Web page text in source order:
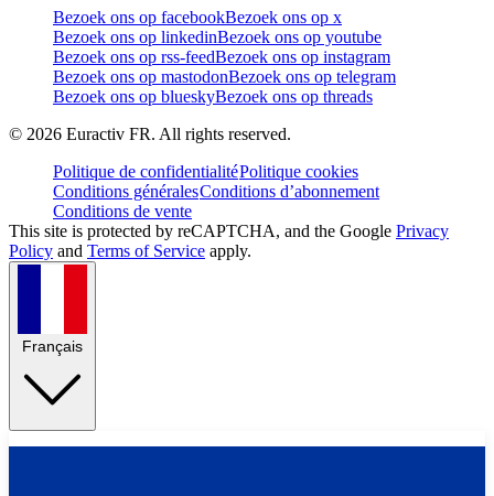
Bezoek ons op facebookBezoek ons op x
Bezoek ons op linkedinBezoek ons op youtube
Bezoek ons op rss-feedBezoek ons op instagram
Bezoek ons op mastodonBezoek ons op telegram
Bezoek ons op blueskyBezoek ons op threads
© 2026 Euractiv FR. All rights reserved.
Politique de confidentialitéPolitique cookies
Conditions généralesConditions d’abonnement
Conditions de vente
This site is protected by reCAPTCHA, and the Google Privacy
Policy and Terms of Service apply.
Français